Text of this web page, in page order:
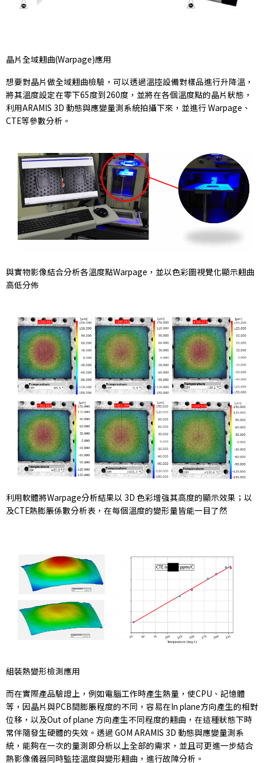
晶片全域翹曲(Warpage)應用
想要對晶片做全域翹曲檢驗，可以透過溫控設備對樣品進行升降溫，
將其溫度設定在零下65度到260度，並將在各個溫度點的晶片狀態，
利用ARAMIS 3D 動態與應變量測系統拍攝下來，並進行 Warpage、
CTE等參數分析。
與實物影像結合分析各溫度點Warpage，並以色彩圖視覺化顯示翹曲
高低分佈
利用軟體將Warpage分析結果以 3D 色彩增強其高度的顯示效果；以
及CTE熱膨脹係數分析表，在每個溫度的變形量皆能一目了然
組裝熱變形檢測應用
而在實際產品驗證上，例如電腦工作時產生熱量，使CPU、記憶體
等，因晶片與PCB間膨脹程度的不同，容易在In plane方向產生的相對
位移，以及Out of plane 方向產生不同程度的翹曲，在這種狀態下時
常伴隨發生硬體的失效。透過 GOM ARAMIS 3D 動態與應變量測系
統，能夠在一次的量測即分析以上全部的需求，並且可更進一步結合
熱影像儀器同時監控溫度與變形翹曲，進行故障分析。